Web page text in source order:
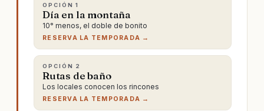
OPCIÓN 1
Día en la montaña
10° menos, el doble de bonito
RESERVA LA TEMPORADA →
OPCIÓN 2
Rutas de baño
Los locales conocen los rincones
RESERVA LA TEMPORADA →